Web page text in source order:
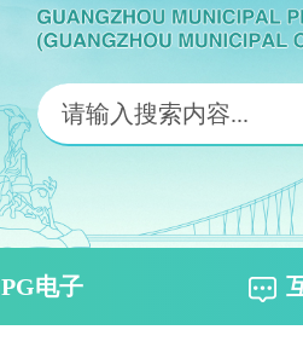
PG电子